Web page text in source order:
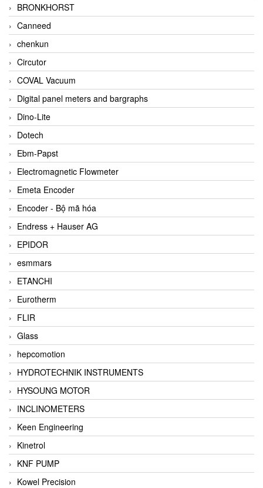
BRONKHORST
Canneed
chenkun
Circutor
COVAL Vacuum
Digital panel meters and bargraphs
Dino-Lite
Dotech
Ebm-Papst
Electromagnetic Flowmeter
Emeta Encoder
Encoder - Bộ mã hóa
Endress + Hauser AG
EPIDOR
esmmars
ETANCHI
Eurotherm
FLIR
Glass
hepcomotion
HYDROTECHNIK INSTRUMENTS
HYSOUNG MOTOR
INCLINOMETERS
Keen Engineering
Kinetrol
KNF PUMP
Kowel Precision